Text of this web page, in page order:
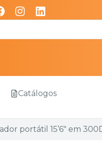
Catálogos
portátil 15’6″ em